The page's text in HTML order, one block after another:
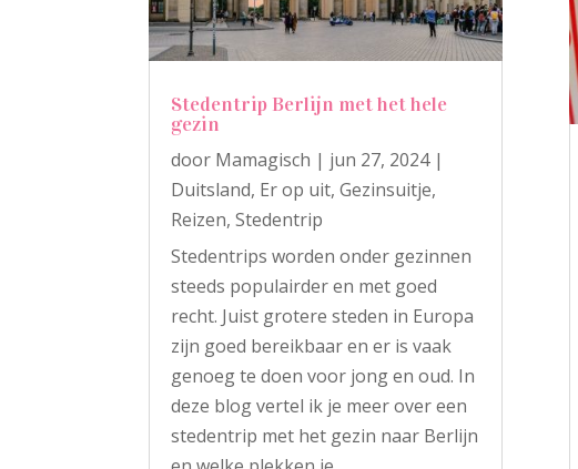
Stedentrip Berlijn met het hele
gezin
door Mamagisch | jun 27, 2024|
Duitsland, Er op uit,Gezinsuitje,
Reizen,Stedentrip
Stedentrips worden onder gezinnen
steeds populairder en met goed
recht. Juist grotere steden in Europa
zijn goed bereikbaar en er is vaak
genoeg te doen voor jong en oud. In
deze blog vertel ik je meer over een
stedentrip met het gezin naar Berlijn